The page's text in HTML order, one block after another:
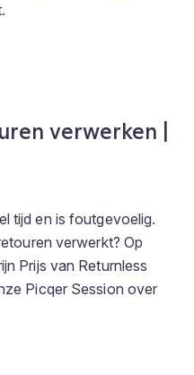
verwerken |
tijd en is foutgevoelig.
verwerkt? Op
Prijs van Returnless
Picqer Session over